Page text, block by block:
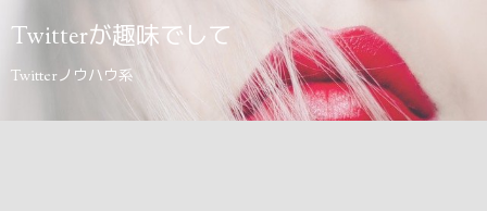
Twitterが趣味でして
Twitterノウハウ系